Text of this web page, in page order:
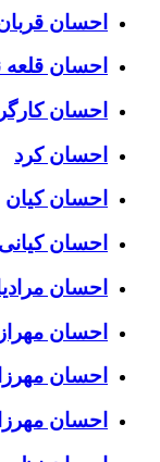
احسان
احسان قلعه
احسان کارگر
احسان کرد
احسان کیان
احسان کیانی
احسان
احسان
احسان
احسان